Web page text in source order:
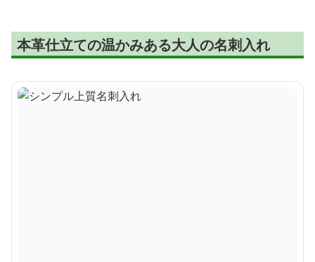
本革仕立ての温かみある大人の名刺入れ